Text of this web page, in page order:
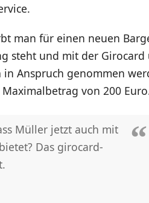
man für einen neuen
steht und mit der Girocard
in Anspruch genommen
von 200
Müller jetzt auch mit
Das girocard-